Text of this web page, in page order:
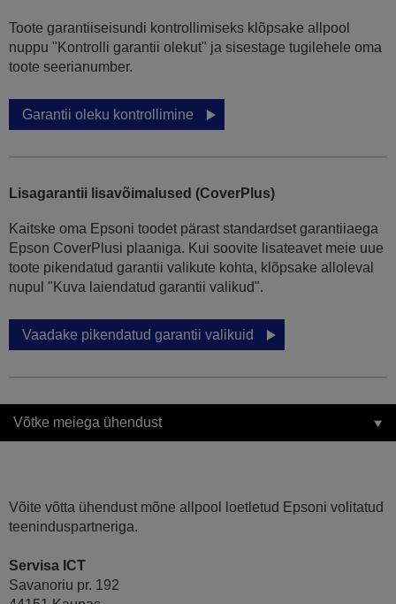
Toote garantiiseisundi kontrollimiseks klõpsake allpool
nuppu "Kontrolli garantii olekut" ja sisestage tugilehele oma
toote seerianumber.
Garantii oleku kontrollimine
Lisagarantii lisavõimalused (CoverPlus)
Kaitske oma Epsoni toodet pärast standardset garantiiaega
Epson CoverPlusi plaaniga. Kui soovite lisateavet meie uue
toote pikendatud garantii valikute kohta, klõpsake alloleval
nupul "Kuva laiendatud garantii valikud".
Vaadake pikendatud garantii valikuid
Võtke meiega ühendust
Võite võtta ühendust mõne allpool loetletud Epsoni volitatud
teeninduspartneriga.
Servisa ICT
Savanoriu pr. 192